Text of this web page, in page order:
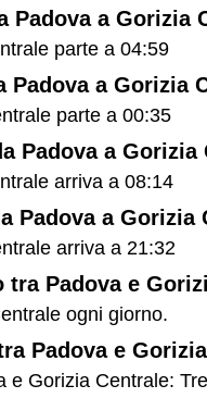
Padova a Gorizia
parte a 04:59
a Gorizia
parte a 00:35
Padova a Gorizia
arriva a 08:14
Padova a Gorizia
arriva a 21:32
Padova e
ogni giorno.
Padova e
Gorizia Centrale: